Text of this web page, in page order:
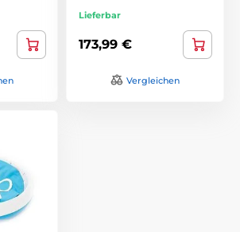
Lieferbar
173,99 €
Vergleichen